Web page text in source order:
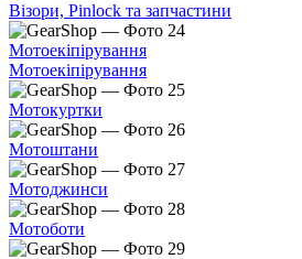
Візори, Pinlock та запчастини
Мотоекіпірування
Мотоекіпірування
Мотокуртки
Мотоштани
Мотоджинси
Мотоботи